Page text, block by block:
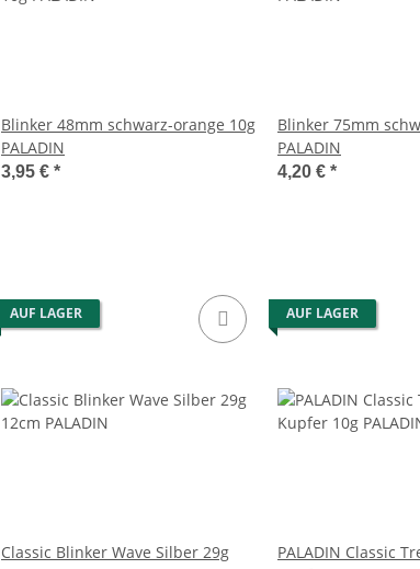
Blinker 48mm schwarz-orange 10g
PALADIN
3,95 € *
Blinker 75mm
PALADIN
4,20 € *
AUF LAGER
Classic Blinker Wave Silber 29g
AUF LAGER
PALADIN Classic